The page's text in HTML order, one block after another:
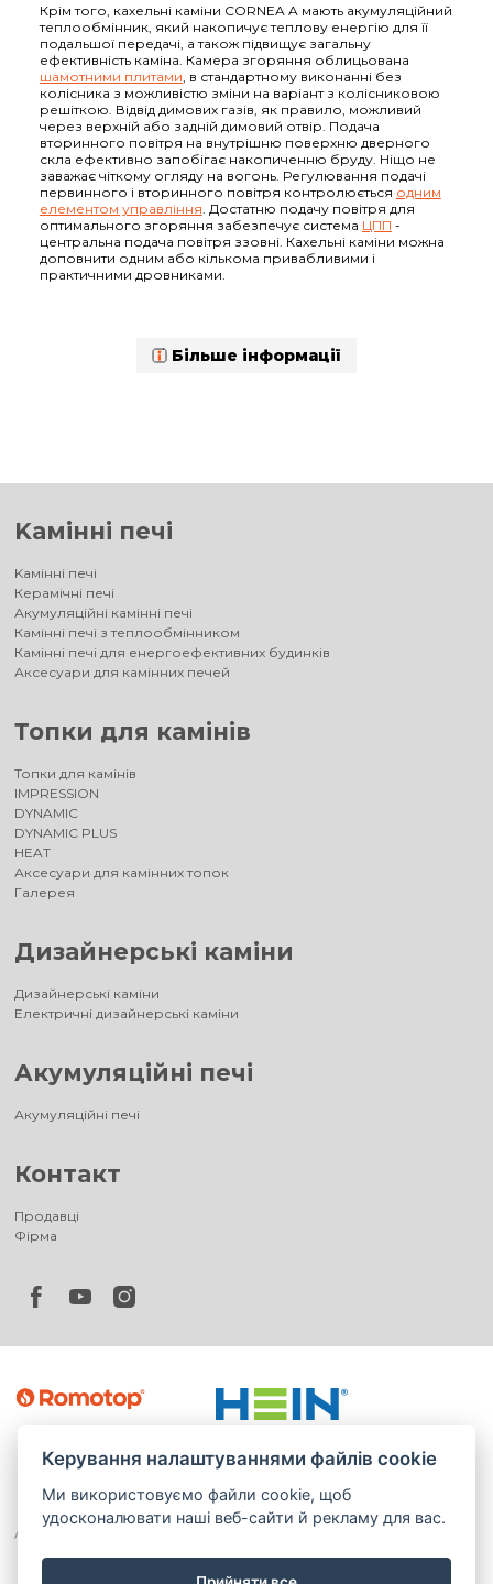
Крім того, кахельні каміни CORNEA A мають акумуляційний
теплообмінник, який накопичує теплову енергію для її
подальшої передачі, а також підвищує загальну
ефективність каміна. Камера згоряння облицьована
шамотними плитами , в стандартному виконанні без
колісника з можливістю зміни на варіант з колісниковою
решіткою. Відвід димових газів, як правило, можливий
через верхній або задній димовий отвір. Подача
вторинного повітря на внутрішню поверхню дверного
скла ефективно запобігає накопиченню бруду. Ніщо не
заважає чіткому огляду на вогонь. Регулювання подачі
первинного і вторинного повітря контролюється одним
елементом управління . Достатню подачу повітря для
оптимального згоряння забезпечує система ЦПП -
центральна подача повітря ззовні. Кахельні каміни можна
доповнити одним або кількома привабливими і
практичними дровниками.
Більше інформації
Kамінні печі
Kамінні печі
Керамічні печі
Акумуляційні камінні печі
Камінні печі з теплообмінником
Камінні печі для енергоефективних будинків
Аксесуари для камінних печей
Топки для камінів
Топки для камінів
IMPRESSION
DYNAMIC
DYNAMIC PLUS
HEAT
Аксесуари для камінних топок
Галерея
Дизайнерські каміни
Дизайнерські каміни
Електричні дизайнерські каміни
Акумуляційні печі
Акумуляційні печі
Контакт
Продавці
Фірма
Керування налаштуваннями файлів cookie
Ми використовуємо файли cookie, щоб
удосконалювати наші веб-сайти й рекламу для вас.